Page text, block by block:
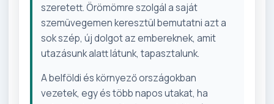
szeretett. Örömömre szolgál a saját
szemüvegemen keresztül bemutatni azt a
sok szép, új dolgot az embereknek, amit
utazásunk alatt látunk, tapasztalunk.
A belföldi és környező országokban
vezetek, egy és több napos utakat, ha